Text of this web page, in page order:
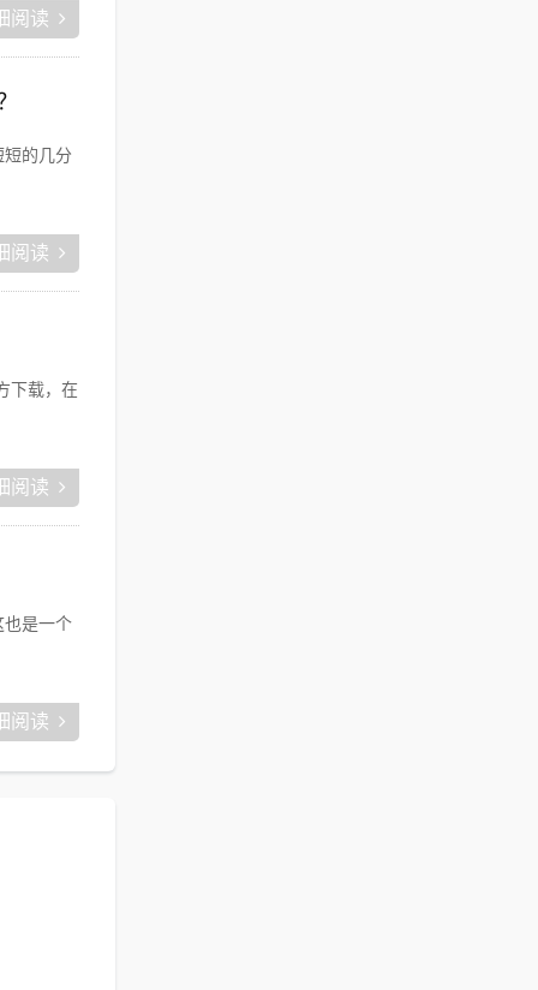
阅读
的几分
阅读
下载，在
阅读
是一个
阅读